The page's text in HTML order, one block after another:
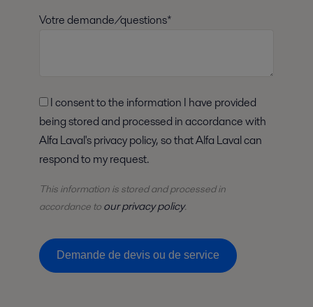
Votre demande/questions*
being stored and processed in accordance with
Alfa Laval's privacy policy, so that Alfa Laval can
respond to my request.
This information is stored andprocessedin
accordance to our privacy policy.
Demande de devis ou de service